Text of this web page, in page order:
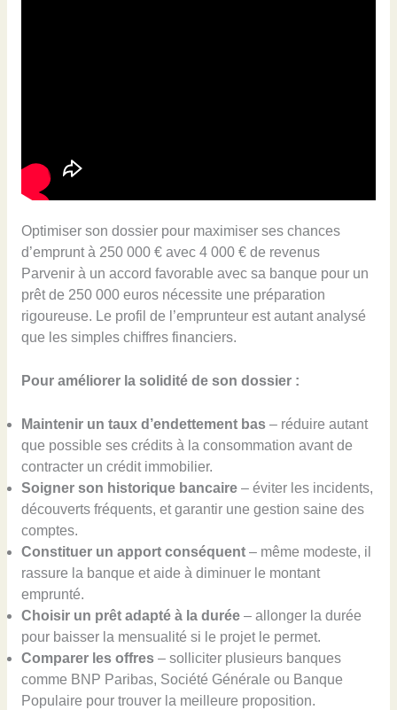
Optimiser son dossier pour maximiser ses chances
d’emprunt à 250 000 € avec 4 000 € de revenus
Parvenir à un accord favorable avec sa banque pour un
prêt de 250 000 euros nécessite une préparation
rigoureuse. Le profil de l’emprunteur est autant analysé
que les simples chiffres financiers.
Pour améliorer la solidité de son dossier :
Maintenir un taux d’endettement bas– réduire autant
que possible ses crédits à la consommation avant de
contracter un crédit immobilier.
Soigner son historique bancaire– éviter les incidents,
découverts fréquents, et garantir une gestion saine des
comptes.
Constituer un apport conséquent– même modeste, il
rassure la banque et aide à diminuer le montant
emprunté.
Choisir un prêt adapté à la durée– allonger la durée
pour baisser la mensualité si le projet le permet.
Comparer les offres– solliciter plusieurs banques
comme BNP Paribas, Société Générale ou Banque
Populaire pour trouver la meilleure proposition.